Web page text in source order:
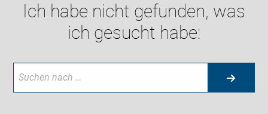
Ich habe nicht gefunden, was
ich gesucht habe: